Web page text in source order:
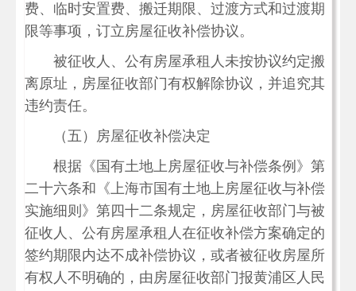
费、临时安置费、搬迁期限、过渡方式和过渡期
限等事项，订立房屋征收补偿协议。
被征收人、公有房屋承租人未按协议约定搬
离原址，房屋征收部门有权解除协议，并追究其
违约责任。
（五）房屋征收补偿决定
根据《国有土地上房屋征收与补偿条例》第
二十六条和《上海市国有土地上房屋征收与补偿
实施细则》第四十二条规定，房屋征收部门与被
征收人、公有房屋承租人在征收补偿方案确定的
签约期限内达不成补偿协议，或者被征收房屋所
有权人不明确的，由房屋征收部门报黄浦区人民